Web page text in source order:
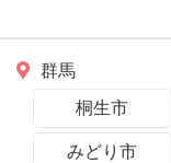
群馬
桐生市
みどり市